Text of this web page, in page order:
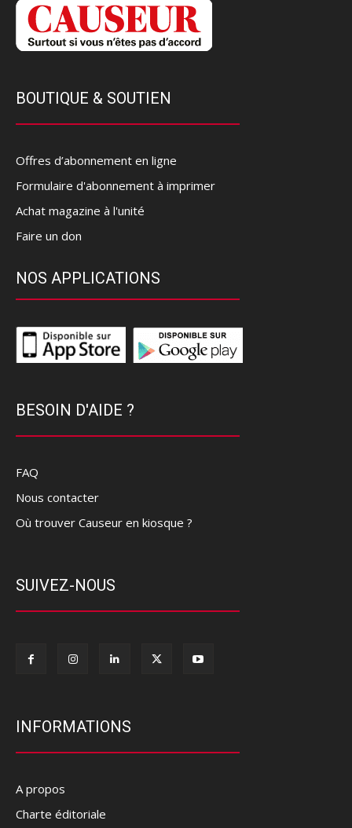
BOUTIQUE & SOUTIEN
Offres d’abonnement en ligne
Formulaire d'abonnement à imprimer
Achat magazine à l'unité
Faire un don
NOS APPLICATIONS
BESOIN D'AIDE ?
FAQ
Nous contacter
Où trouver Causeur en kiosque ?
SUIVEZ-NOUS
INFORMATIONS
A propos
Charte éditoriale